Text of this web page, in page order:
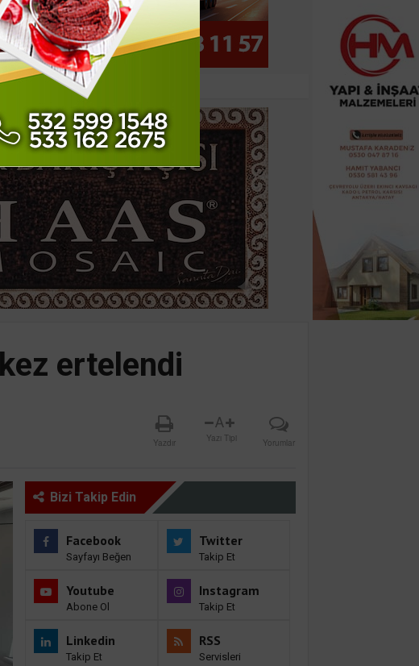
ertelendi
Yazdır
A
Yazı Tipi Yorumlar
Bizi Takip Edin
Facebook
Sayfayı Beğen
Twitter
Takip Et
Youtube
Abone Ol
Instagram
Takip Et
Linkedin
Takip Et
RSS
Servisleri